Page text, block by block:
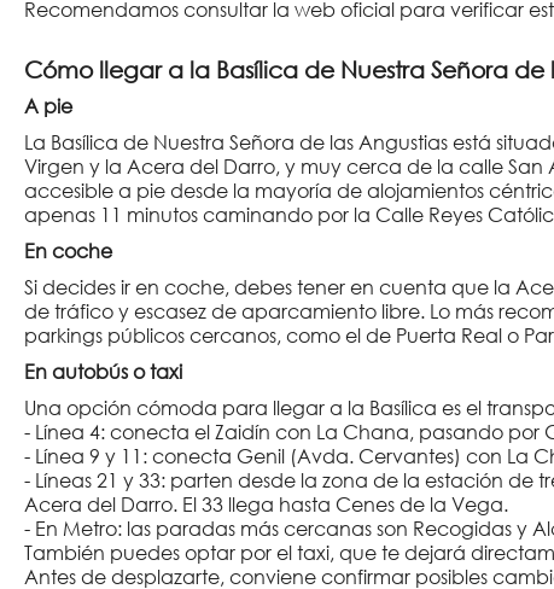
Recomendamos consultar la web oficial para verificar
Cómo llegar a la Basílica de Nuestra Señora de
A pie
La Basílica de Nuestra Señora de las Angustias está
Virgen y la Acera del Darro, y muy cerca de la calle
accesible a pie desde la mayoría de alojamientos
apenas 11 minutos caminando por la Calle Reyes
En coche
Si decides ir en coche, debes tener en cuenta que la
de tráfico y escasez de aparcamiento libre. Lo más
parkings públicos cercanos, como el de Puerta Real o
En autobús o taxi
Una opción cómoda para llegar a la Basílica es el
- Línea 4: conecta el Zaidín con La Chana, pasando
- Línea 9 y 11: conecta Genil (Avda. Cervantes) con La
- Líneas 21 y 33: parten desde la zona de la estación de
Acera del Darro. El 33 llega hasta Cenes de la Vega.
- En Metro: las paradas más cercanas son Recogidas y
También puedes optar por el taxi, que te dejará
Antes de desplazarte, conviene confirmar posibles